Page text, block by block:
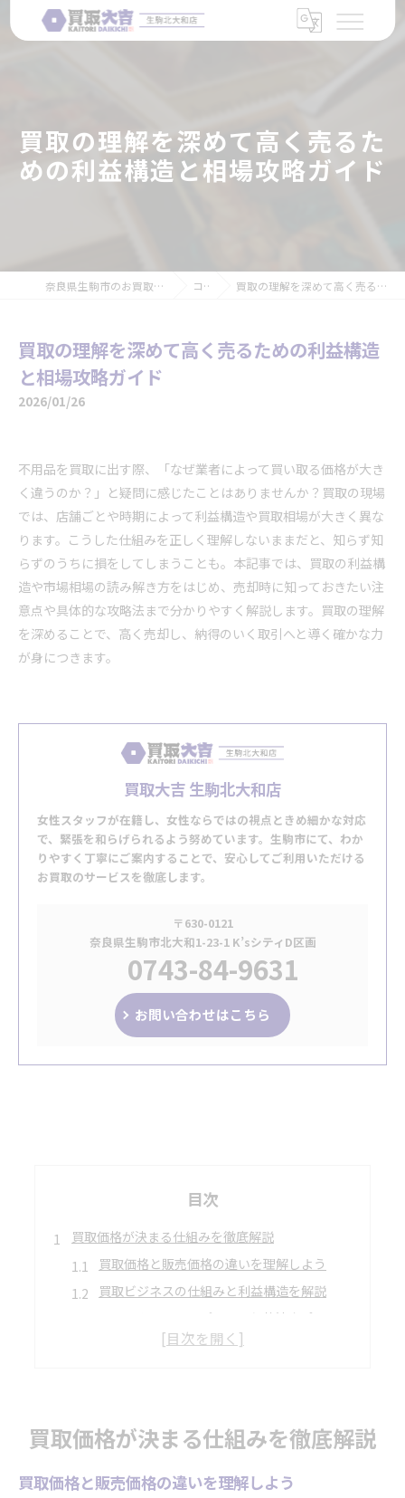
買取の理解を深めて高く売るた
めの利益構造と相場攻略ガイド
奈良県生駒市のお買取なら買取大吉 生駒北大和店 コラム 買取の理解を深めて高く売るための利益構造と相場攻略ガイド
買取の理解を深めて高く売るための利益構造
と相場攻略ガイド
2026/01/26
不用品を買取に出す際、「なぜ業者によって買い取る価格が大き
く違うのか？」と疑問に感じたことはありませんか？買取の現場
では、店舗ごとや時期によって利益構造や買取相場が大きく異な
ります。こうした仕組みを正しく理解しないままだと、知らず知
らずのうちに損をしてしまうことも。本記事では、買取の利益構
造や市場相場の読み解き方をはじめ、売却時に知っておきたい注
意点や具体的な攻略法まで分かりやすく解説します。買取の理解
を深めることで、高く売却し、納得のいく取引へと導く確かな力
が身につきます。
買取大吉 生駒北大和店
女性スタッフが在籍し、女性ならではの視点ときめ細かな対応
で、緊張を和らげられるよう努めています。生駒市にて、わか
りやすく丁寧にご案内することで、安心してご利用いただける
お買取のサービスを徹底します。
〒630-0121
奈良県生駒市北大和1-23-1 K’sシティD区画
0743-84-9631
お問い合わせはこちら
目次
買取価格が決まる仕組みを徹底解説
買取価格と販売価格の違いを理解しよう
買取ビジネスの仕組みと利益構造を解説
リサイクルショップの買取価格決定ポイント
買取業界のやめとけと言われる理由とは
買取業者はなぜ儲かるのかを徹底分析
買取ビジネスの利益構造の実態を知る
売値の何割が買取価格になるかの目安
買取価格が決まる仕組みを徹底解説
買取価格と販売価格の違いを理解しよう